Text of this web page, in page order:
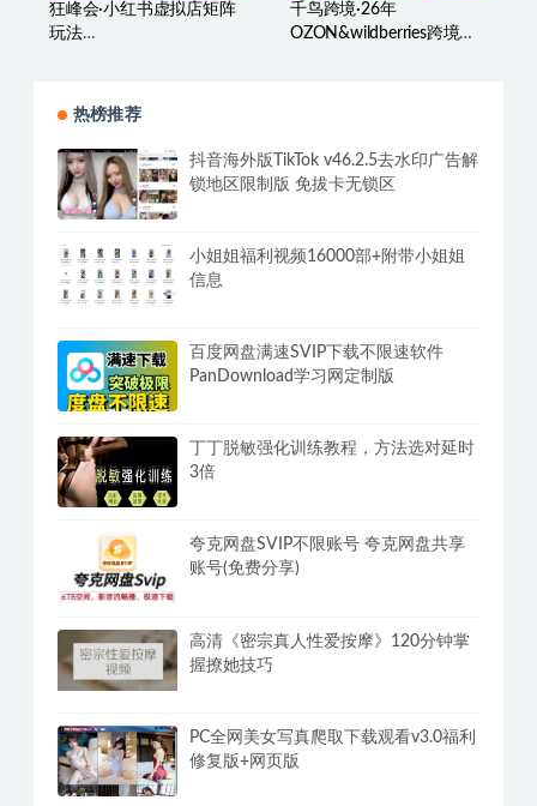
狂峰会·小红书虚拟店矩阵
玩法
千鸟跨境·26年
OZON&wildberries跨境店
热榜推荐
抖音海外版TikTok v46.2.5去水印广告解
锁地区限制版 免拔卡无锁区
小姐姐福利视频16000部+附带小姐姐
信息
百度网盘满速SVIP下载不限速软件
PanDownload学习网定制版
丁丁脱敏强化训练教程，方法选对延时
3倍
夸克网盘SVIP不限账号 夸克网盘共享
账号(免费分享)
高清《密宗真人性爱按摩》120分钟掌
握撩她技巧
PC全网美女写真爬取下载观看v3.0福利
修复版+网页版